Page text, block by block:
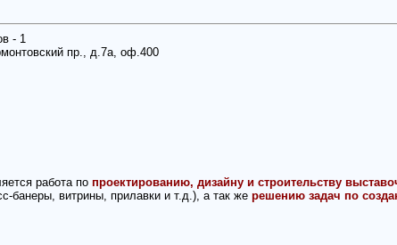
- 1
пр., д.7а, оф.400
работа по проектированию, дизайну и строительству
банеры, витрины, прилавки и т.д.), а так же решению задач по